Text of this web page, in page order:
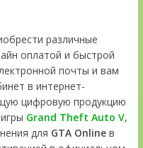
различные
оплатой и быстрой
почты и вам
в интернет-
цифровую продукцию
Grand Theft Auto V,
для GTA Onlineв